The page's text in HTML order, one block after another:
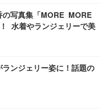
の写真集「MORE MORE
水着やランジェリーで美
ンジェリー姿に！話題の